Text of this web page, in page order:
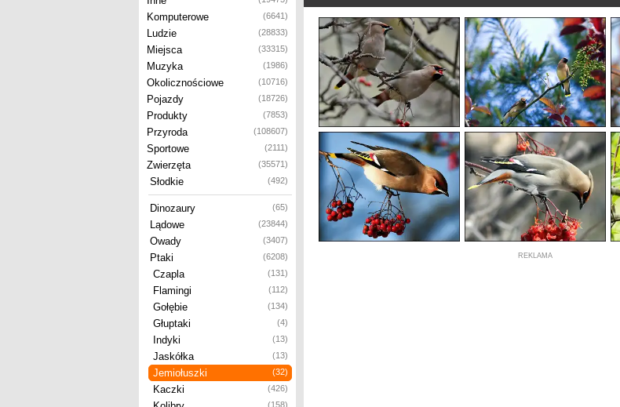
Komputerowe (6641)
Ludzie (28833)
Miejsca (33315)
Muzyka (1986)
Okolicznościowe (10716)
Pojazdy (18726)
Produkty (7853)
Przyroda (108607)
Sportowe (2111)
Zwierzęta (35571)
Słodkie (492)
Dinozaury (65)
Lądowe (23844)
Owady (3407)
Ptaki (6208)
Czapla (131)
Flamingi (112)
Gołębie (134)
Głuptaki (4)
Indyki (13)
Jaskółka (13)
Jemiołuszki (32)
Kaczki (426)
(158)
REKLAMA